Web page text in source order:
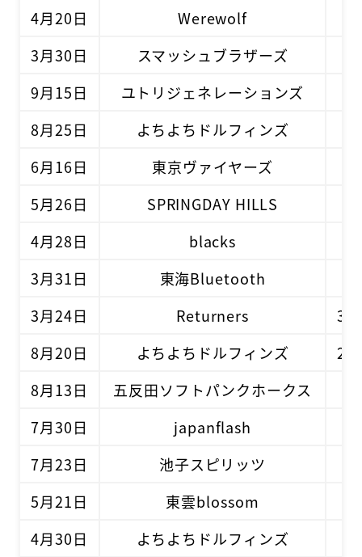
4月20日
Werewolf
3月30日
スマッシュブラザーズ
9月15日
ユトリジェネレーションズ
8月25日
よちよちドルフィンズ
6月16日
東京ヴァイヤーズ
5月26日
SPRINGDAY HILLS
4月28日
blacks
3月31日
東海Bluetooth
3月24日
Returners
3 -
8月20日
よちよちドルフィンズ
2 -
8月13日
五反田ソフトパンクホークス
7月30日
japanflash
7月23日
池子スピリッツ
5月21日
東雲blossom
4月30日
よちよちドルフィンズ